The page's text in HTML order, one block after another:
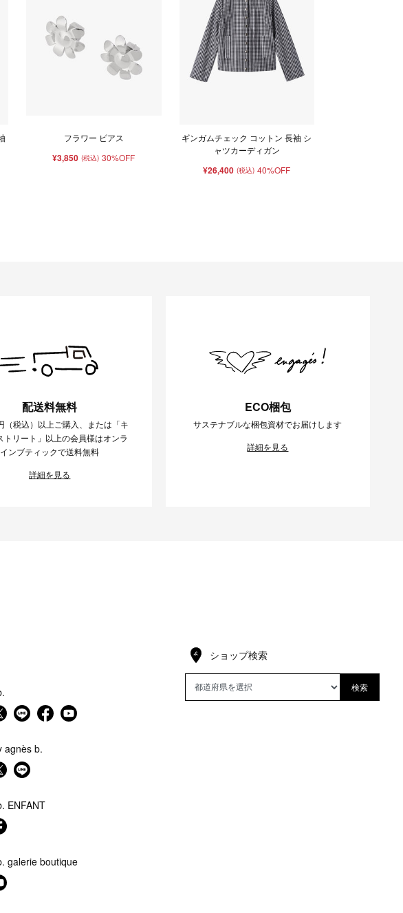
フラワー ピアス
¥3,850 (税込) 30%OFF
ギンガムチェック コットン 長袖 シ
ャツカーディガン
¥26,400 (税込) 40%OFF
配送料無料
（税込）以上ご購入、または「キ
トリート」以上の会員様はオンラ
インブティックで送料無料
詳細を見る
ECO梱包
サステナブルな梱包資材でお届けします
詳細を見る
agnès b.
ENFANT
galerie boutique
ショップ検索
検索